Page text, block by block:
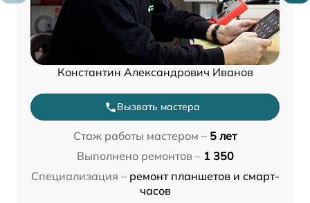
Константин Александрович Иванов
Вызвать мастера
Стаж работы мастером – 5 лет
Выполнено ремонтов – 1 350
Специализация – ремонт планшетов и смарт-
часов